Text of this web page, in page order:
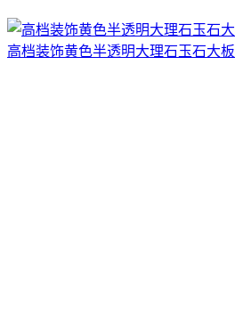
高档装饰黄色半透明大理石玉石大板